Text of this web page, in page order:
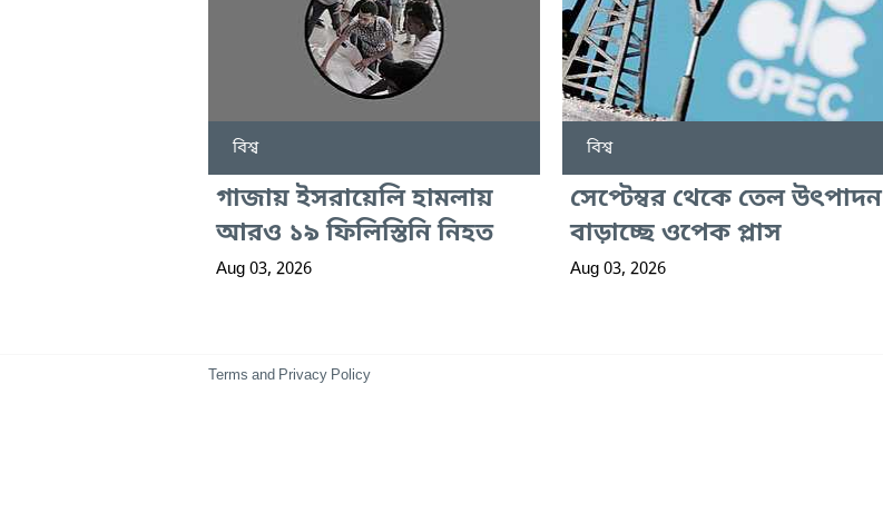
বিশ্ব
গাজায় ইসরায়েলি হামলায়
আরও ১৯ ফিলিস্তিনি নিহত
Aug 03, 2026
বিশ্ব
সেপ্টেম্বর থেকে তেল উৎপাদন
বাড়াচ্ছে ওপেক প্লাস
Aug 03, 2026
Terms and Privacy Policy